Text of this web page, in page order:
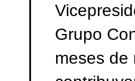
Grupo
meses